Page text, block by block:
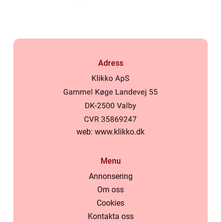
Adress
web: www.klikko.dk
Menu
Annonsering
Om oss
Cookies
Kontakta oss